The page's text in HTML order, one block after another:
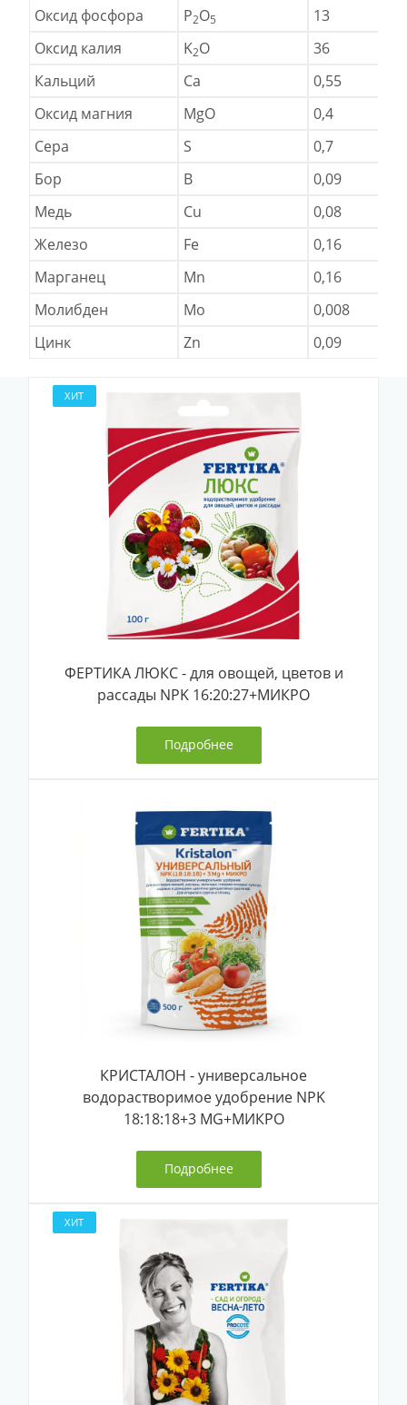
Оксид фосфора P2O5
13
Оксид калия
K2O
36
Кальций
Ca
0,55
Оксид магния
MgO
0,4
Сера
S
0,7
Бор
B
0,09
Медь
Cu
0,08
Железо
Fe
0,16
Марганец
Mn
0,16
Молибден
Mo
0,008
Цинк
Zn 0,09
ХИТ
ФЕРТИКА ЛЮКС - для овощей, цветов и
рассады NPK 16:20:27+МИКРО
Подробнее
КРИСТАЛОН - универсальное
водорастворимое удобрение NPK
18:18:18+3 MG+МИКРО
Подробнее
ХИТ